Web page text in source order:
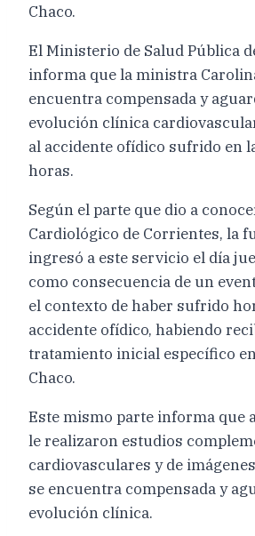
Chaco.
El Ministerio de Salud Pública
informa que la ministra
encuentra compensada y
evolución clínica
al accidente ofídico sufrido en
horas.
Según el parte que dio a
Cardiológico de Corrientes, la
ingresó a este servicio el día
como consecuencia de un
el contexto de haber sufrido
accidente ofídico, habiendo
tratamiento inicial específico
Chaco.
Este mismo parte informa que
le realizaron estudios
cardiovasculares y de
se encuentra compensada y
evolución clínica.